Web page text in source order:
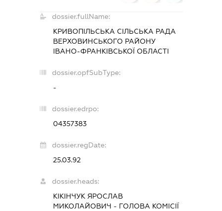
dossier.fullName:
КРИВОПІЛЬСЬКА СІЛЬСЬКА РАДА
ВЕРХОВИНСЬКОГО РАЙОНУ
ІВАНО-ФРАНКІВСЬКОЇ ОБЛАСТІ
dossier.opfSubType:
-
dossier.edrpo:
04357383
dossier.regDate:
25.03.92
dossier.heads:
КІКІНЧУК ЯРОСЛАВ
МИКОЛАЙОВИЧ - ГОЛОВА КОМІСІЇ